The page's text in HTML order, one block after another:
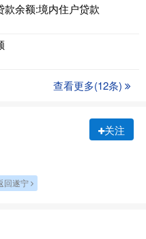
余额:境内住户贷款
查看更多(12条)
关注
回遂宁